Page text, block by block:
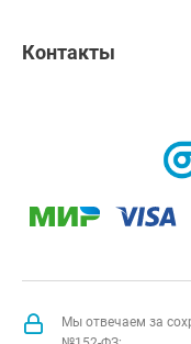
Контакты
Мы отвечаем за